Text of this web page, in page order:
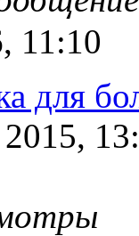
11:10
для